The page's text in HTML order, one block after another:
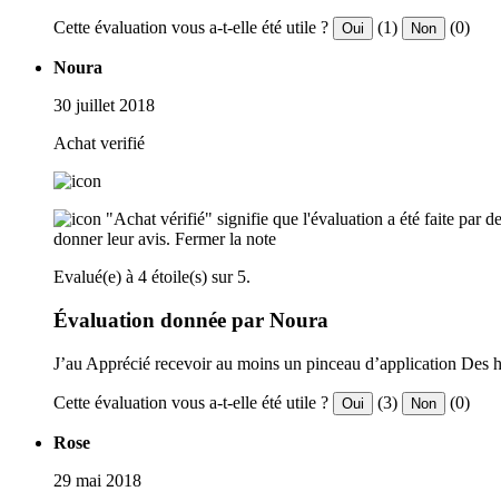
Cette évaluation vous a-t-elle été utile ? Oui (1) Non (0)
Noura
30 juillet 2018
Achat verifié
"Achat vérifié" signifie que l'évaluation a été faite par
donner leur avis. Fermer la note
Evalué(e) à 4 étoile(s) sur 5.
Évaluation donnée par Noura
J’au Apprécié recevoir au moins un pinceau d’application
Cette évaluation vous a-t-elle été utile ? Oui (3) Non (0)
Rose
29 mai 2018